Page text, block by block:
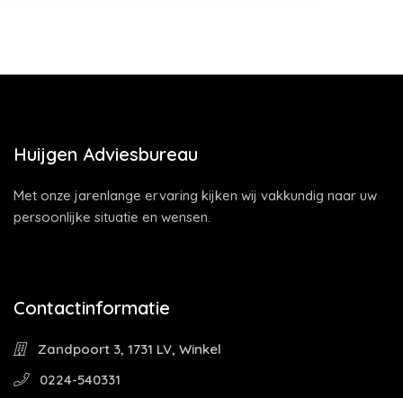
Huijgen Adviesbureau
Met onze jarenlange ervaring kijken wij vakkundig naar uw
persoonlijke situatie en wensen.
Contactinformatie
Zandpoort 3, 1731 LV, Winkel
0224-540331